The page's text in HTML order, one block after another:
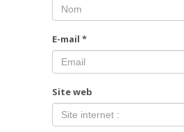
E-mail *
Site web